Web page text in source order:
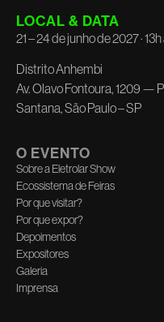
LOCAL & DATA
21 – 24 de junho de 2027 · 13h
Distrito Anhembi
Av. Olavo Fontoura, 1209 —
Santana, São Paulo – SP
O EVENTO
Sobre a Eletrolar Show
Ecossistema de Feiras
Por que visitar?
Por que expor?
Depoimentos
Expositores
Galeria
Imprensa